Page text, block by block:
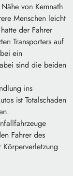
von Kemnath
Menschen leicht
der Fahrer
Transporters auf
ein
sind die beiden
ins
ist Totalschaden
Fahrer des